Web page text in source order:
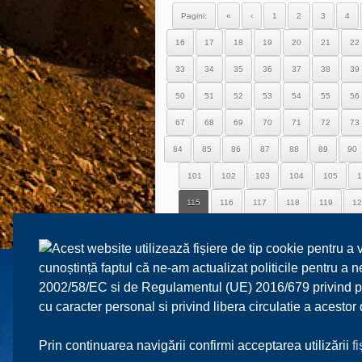
Acest website utilizează fișiere de tip cookie pentru a
cunoștință faptul că ne-am actualizat politicile pentru a
2002/58/EC si de Regulamentul (UE) 2016/679 privind
cu caracter personal si privind libera circulatie a
Prin continuarea navigării confirmi acceptarea utilizării
Pagini: « ‹ 1 2 3 4
16 17 18 19 20 21 22
33 34 35 36 37 38 39
50 51 52 53 54 55 56
67 68 69 70 71 72 73
84 85 86 87 88 89 90
101 102 103 104 105
115 116 117 118 119
143 144 145 146 147
157 158 159 160 161
171 172 173 174 175